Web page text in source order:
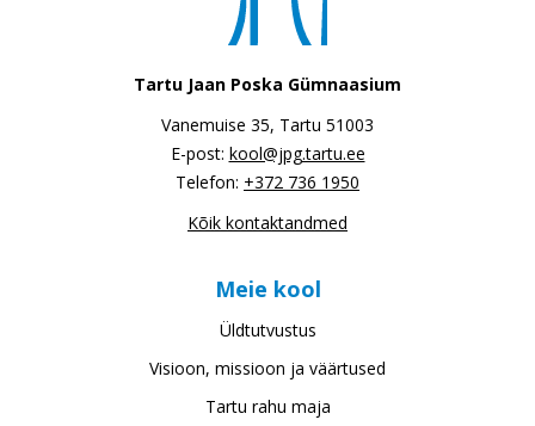
Tartu Jaan Poska Gümnaasium
Vanemuise 35, Tartu 51003
E-post: kool@jpg.tartu.ee
Telefon: +372 736 1950
Kõik kontaktandmed
Meie kool
Üldtutvustus
Visioon, missioon ja väärtused
Tartu rahu maja